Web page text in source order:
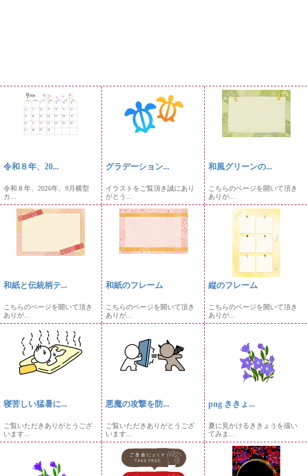
令和８年、20...
令和８年、2026年、9月横型
カ...
グラデーション...
イラストをご覧頂き誠にあり
がとう...
和風グリーンの...
こちらのページを開いて頂き
ありが...
和紙と伝統柄テ...
こちらのページを開いて頂き
ありが...
和紙のフレーム
こちらのページを開いて頂き
ありが...
縦のフレーム
こちらのページを開いて頂き
ありが...
寝苦しい猛暑に...
ご覧いただきありがとうござ
います...
悪魔の攻撃を防...
ご覧いただきありがとうござ
います...
png ききょ...
夏に見かけるききょうを描い
てみま...